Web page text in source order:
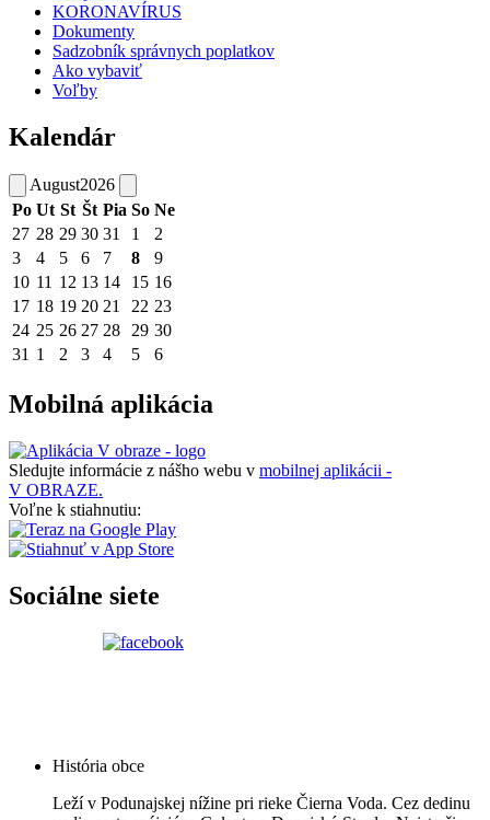
KORONAVÍRUS
Dokumenty
Sadzobník správnych poplatkov
Ako vybaviť
Voľby
Kalendár
August2026
Po Ut St Št Pia So Ne
27 28 29 30 31 1
2
3
4 5 6 7 8
9
10 11 12 13 14 15 16
17 18 19 20 21 22 23
24 25 26 27 28 29 30
31 1 2 3 4 5 6
Mobilná aplikácia
Sledujte informácie z nášho webu v mobilnej aplikácii -
V OBRAZE.
Voľne k stiahnutiu:
Sociálne siete
História obce
Leží v Podunajskej nížine pri rieke Čierna Voda. Cez dedinu